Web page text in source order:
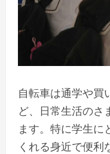
自転車は通学や買
ど、日常生活のさ
ます。特に学生に
くれる身近で便利